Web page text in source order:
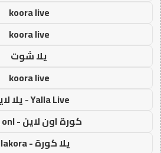
koora live
koora live
يلا شوت
koora live
Yalla Live - يلا لايف
كورة اون لاين - koora onl
يلا كورة - yallakora